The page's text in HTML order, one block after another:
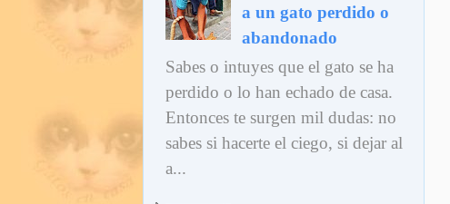
a un gato perdido o
abandonado
Sabes o intuyes que el gato se ha
perdido o lo han echado de casa.
Entonces te surgen mil dudas: no
sabes si hacerte el ciego, si dejar al
a...